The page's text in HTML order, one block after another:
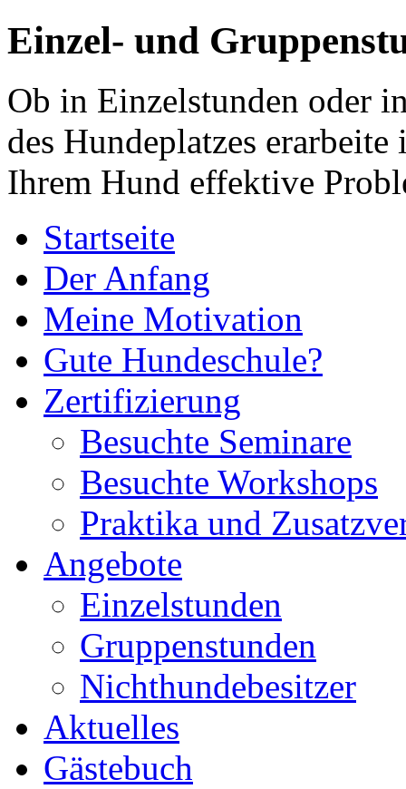
Einzel- und
Ob in Einzelstunden oder
des Hundeplatzes
Ihrem Hund effektive
Startseite
Der Anfang
Meine Motivation
Gute Hundeschule?
Zertifizierung
Besuchte Seminare
Besuchte Workshops
Praktika und
Angebote
Einzelstunden
Gruppenstunden
Nichthundebesitzer
Aktuelles
Gästebuch